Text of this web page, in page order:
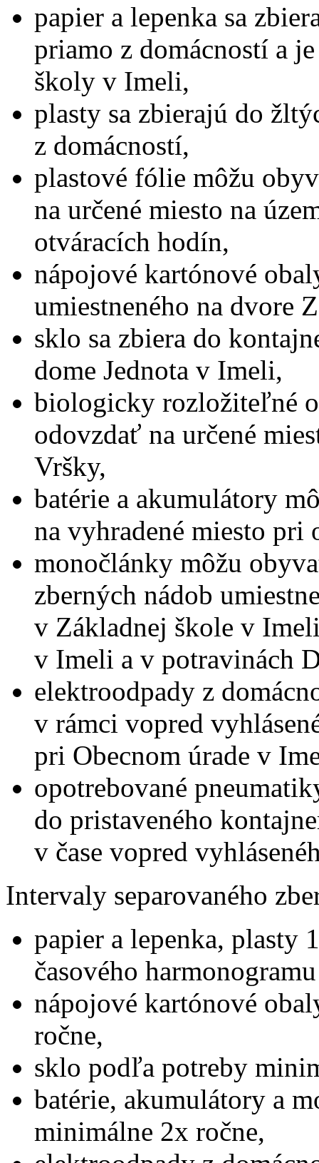
papier a lepenka sa
priamo z domácností a
školy v Imeli,
plasty sa zbierajú do
z domácností,
plastové fólie môžu
na určené miesto na
otváracích hodín,
nápojové kartónové
umiestneného na dvore
sklo sa zbiera do
dome Jednota v Imeli,
biologicky rozložiteľné
odovzdať na určené
Vršky,
batérie a akumulátory
na vyhradené miesto pri
monočlánky môžu
zberných nádob
v Základnej škole v
v Imeli a v potravinách
elektroodpady z
v rámci vopred
pri Obecnom úrade v
opotrebované
do pristaveného
v čase vopred
Intervaly separovaného
papier a lepenka, plasty
časového
nápojové kartónové
ročne,
sklo podľa potreby
batérie, akumulátory a
minimálne 2x ročne,